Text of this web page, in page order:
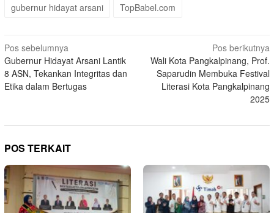
gubernur hidayat arsani TopBabel.com
Navigasi
pos
Pos sebelumnya
Gubernur Hidayat Arsani Lantik
8 ASN, Tekankan Integritas dan
Etika dalam Bertugas
Pos berikutnya
Wali Kota Pangkalpinang, Prof.
Saparudin Membuka Festival
Literasi Kota Pangkalpinang
2025
POS TERKAIT